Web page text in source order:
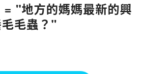
= "地方的媽媽最新的興
毛蟲？"